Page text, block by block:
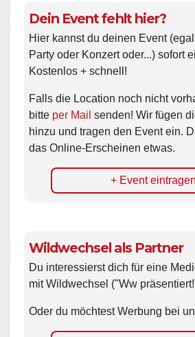
Dein Event fehlt hier?
Hier kannst du deinen Event
Party oder Konzert oder...) sofort
Kostenlos + schnell!
Falls die Location noch nicht
bitte per Mail senden! Wir fügen
hinzu und tragen den Event ein.
das Online-Erscheinen etwas.
+ Event eintragen
Wildwechsel als Partner
Du interessierst dich für eine
mit Wildwechsel ("Ww
Oder du möchtest Werbung bei